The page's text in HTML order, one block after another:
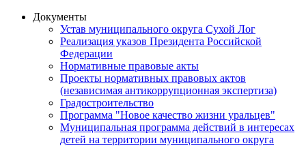
Документы
Устав муниципального округа Сухой Лог
Реализация указов Президента Российской
Федерации
Нормативные правовые акты
Проекты нормативных правовых актов
(независимая антикоррупционная экспертиза)
Градостроительство
Программа "Новое качество жизни уральцев"
Муниципальная программа действий в интересах
детей на территории муниципального округа